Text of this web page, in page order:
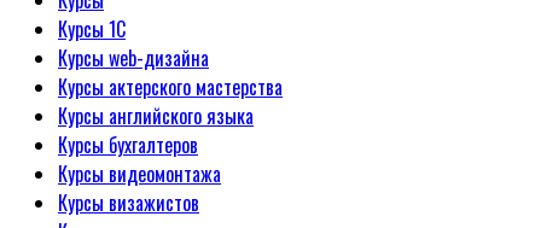
Курсы 1С
Курсы web-дизайна
Курсы актерского мастерства
Курсы английского языка
Курсы бухгалтеров
Курсы видеомонтажа
Курсы визажистов